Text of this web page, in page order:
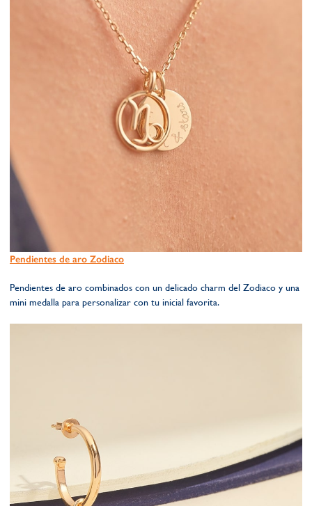
Pendientes de aro Zodiaco
Pendientes de aro combinados con un delicado charm del Zodiaco y una
mini medalla para personalizar con tu inicial favorita.